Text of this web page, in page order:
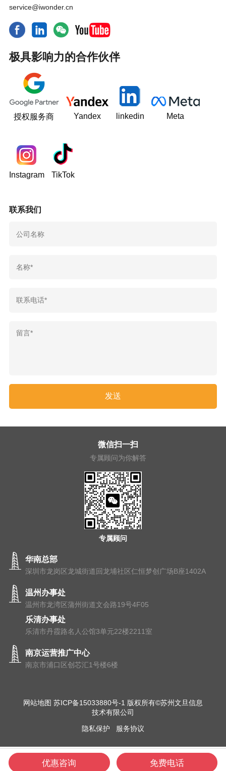
service@iwonder.cn
极具影响力的合作伙伴
授权服务商 Yandex linkedin Meta
Instagram TikTok
联系我们
专属顾问
微信扫一扫
专属顾问为你解答
华南总部
深圳市龙岗区龙城街道回龙埔社区仁恒梦创广场B座1402A
温州办事处
温州市⻰湾区蒲州街道⽂会路19号4F05
乐清办事处
乐清市丹霞路名人公馆3单元22楼2211室
南京运营推广中心
南京市浦⼝区创芯汇1号楼6楼
网站地图 苏ICP备15033880号-1 版权所有©苏州文旦信息
技术有限公司
隐私保护 服务协议
优惠咨询 免费电话